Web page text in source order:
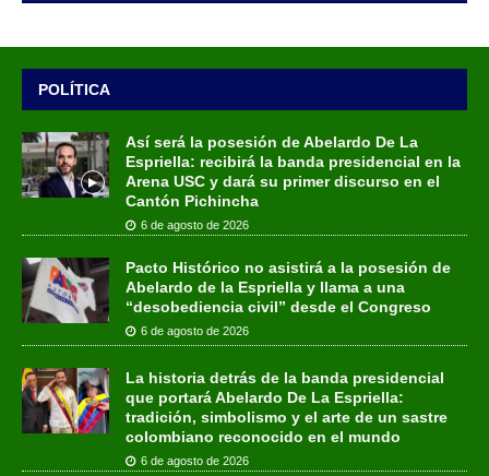
POLÍTICA
Así será la posesión de Abelardo De La
Espriella: recibirá la banda presidencial en la
Arena USC y dará su primer discurso en el
Cantón Pichincha
6 de agosto de 2026
Pacto Histórico no asistirá a la posesión de
Abelardo de la Espriella y llama a una
“desobediencia civil” desde el Congreso
6 de agosto de 2026
La historia detrás de la banda presidencial
que portará Abelardo De La Espriella:
tradición, simbolismo y el arte de un sastre
colombiano reconocido en el mundo
6 de agosto de 2026